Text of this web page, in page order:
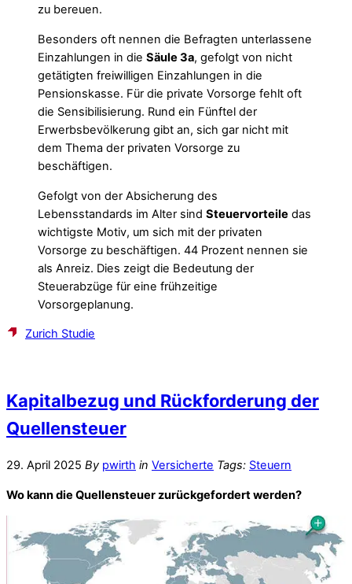
zu bereuen.
Besonders oft nennen die Befragten unterlassene
Einzahlungen in die Säule 3a, gefolgt von nicht
getätigten freiwilligen Einzahlungen in die
Pensionskasse. Für die private Vorsorge fehlt oft
die Sensibilisierung. Rund ein Fünftel der
Erwerbsbevölkerung gibt an, sich gar nicht mit
dem Thema der privaten Vorsorge zu
beschäftigen.
Gefolgt von der Absicherung des
Lebensstandards im Alter sind Steuervorteile das
wichtigste Motiv, um sich mit der privaten
Vorsorge zu beschäftigen. 44 Prozent nennen sie
als Anreiz. Dies zeigt die Bedeutung der
Steuerabzüge für eine frühzeitige
Vorsorgeplanung.
Zurich Studie
Kapitalbezug und Rückforderung der
Quellensteuer
29. April 2025 By pwirth in Versicherte Tags: Steuern
Wo kann die Quellensteuer zurückgefordert werden?